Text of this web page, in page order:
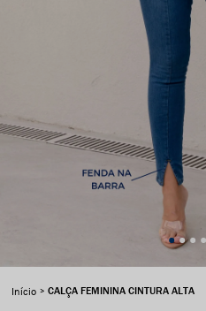
Início CALÇA FEMININA CINTURA ALTA